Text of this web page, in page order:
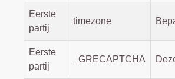
Eerste
partij
timezone
Eerste
partij
_GRECAPTCHA